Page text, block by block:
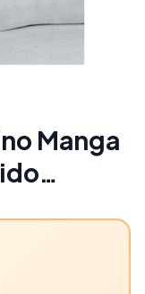
Manga